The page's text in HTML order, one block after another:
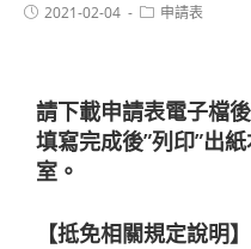
2021-02-04 申請表
請下載申請表電子檔
填寫完成後”列印”出
室。
【抵免相關規定說明】